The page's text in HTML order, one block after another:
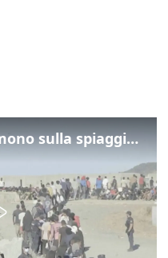
I migranti a Ceuta dormono sulla spiaggia: "Vogliamo entrare in Europa"